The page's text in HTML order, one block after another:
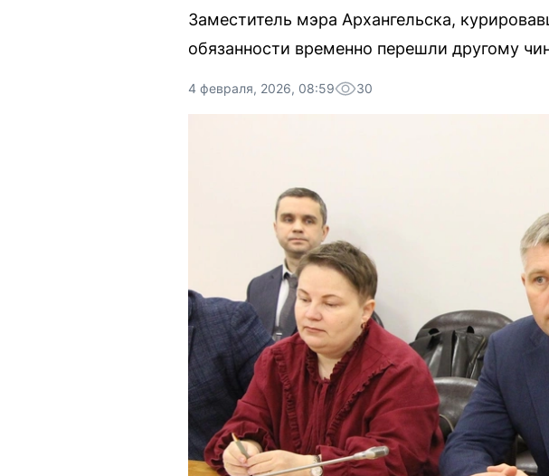
Заместитель мэра Архангельска,
обязанности временно перешли другому
4 февраля, 2026, 08:59 30